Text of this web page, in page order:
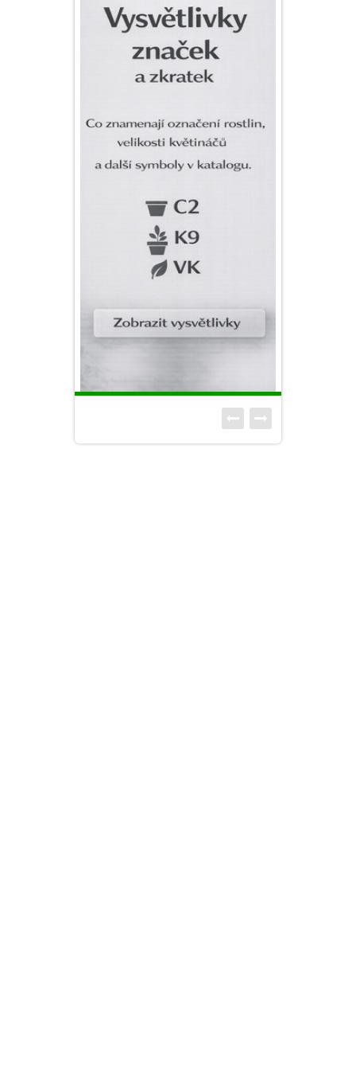
PLEKTRANT
SCAEVOLA
OSTRUHATKA
HELICHRYSUM
OSTEOSPERMUM
ISOTOMA
EURYOPS
VĚJÍŘOVKA
TAŘICE
POPENEC
ECHINACEA